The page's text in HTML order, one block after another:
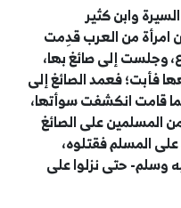
وابن كثير
أن امرأة من العرب قدِمت
وجلست إلى صائغ بها،
فأبت؛ فعمد الصائغ إلى
قامت انكشفت سوأتها،
المسلمين على الصائغ
المسلم فقتلوه،
وسلم- حتى نزلوا على